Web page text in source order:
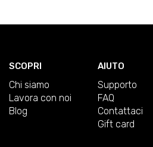
SCOPRI
Chi siamo
Lavora con noi
Blog
AIUTO
Supporto
FAQ
Contattaci
Gift card